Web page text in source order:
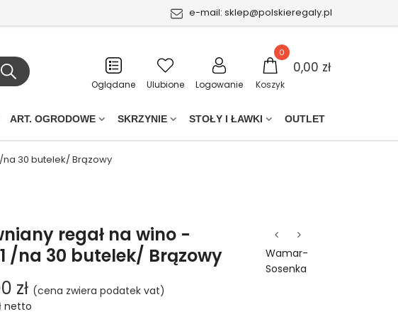
e-mail: sklep@polskieregaly.pl
Oglądane Ulubione Logowanie Koszyk
0
0,00 zł
ART. OGRODOWE SKRZYNIE STOŁY I ŁAWKI OUTLET
na 30 butelek/ Brązowy
regał na wino -
/na 30 butelek/ Brązowy
Wamar-
Sosenka
zł (cena zwiera podatek vat)
netto